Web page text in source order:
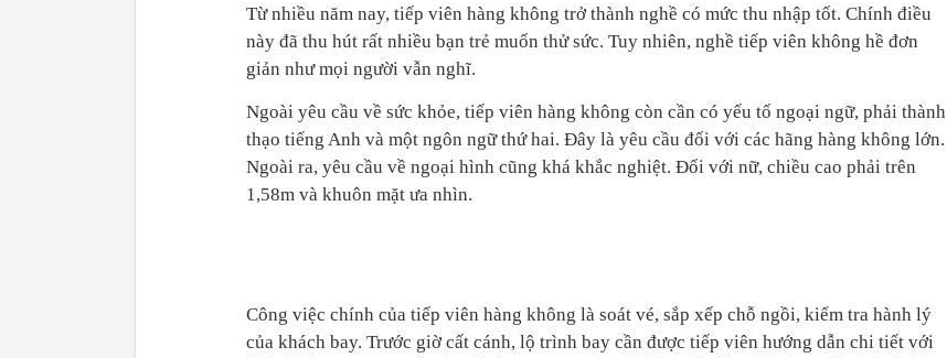
Từ nhiều năm nay, tiếp viên hàng không trở thành nghề có mức thu nhập tốt. Chính điều
này đã thu hút rất nhiều bạn trẻ muốn thử sức. Tuy nhiên, nghề tiếp viên không hề đơn
giản như mọi người vẫn nghĩ.
Ngoài yêu cầu về sức khỏe, tiếp viên hàng không còn cần có yếu tố ngoại ngữ, phải thành
thạo tiếng Anh và một ngôn ngữ thứ hai. Đây là yêu cầu đối với các hãng hàng không lớn.
Ngoài ra, yêu cầu về ngoại hình cũng khá khắc nghiệt. Đối với nữ, chiều cao phải trên
1,58m và khuôn mặt ưa nhìn.
Công việc chính của tiếp viên hàng không là soát vé, sắp xếp chỗ ngồi, kiểm tra hành lý
của khách bay. Trước giờ cất cánh, lộ trình bay cần được tiếp viên hướng dẫn chi tiết với